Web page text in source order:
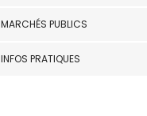
MARCHÉS PUBLICS
INFOS PRATIQUES